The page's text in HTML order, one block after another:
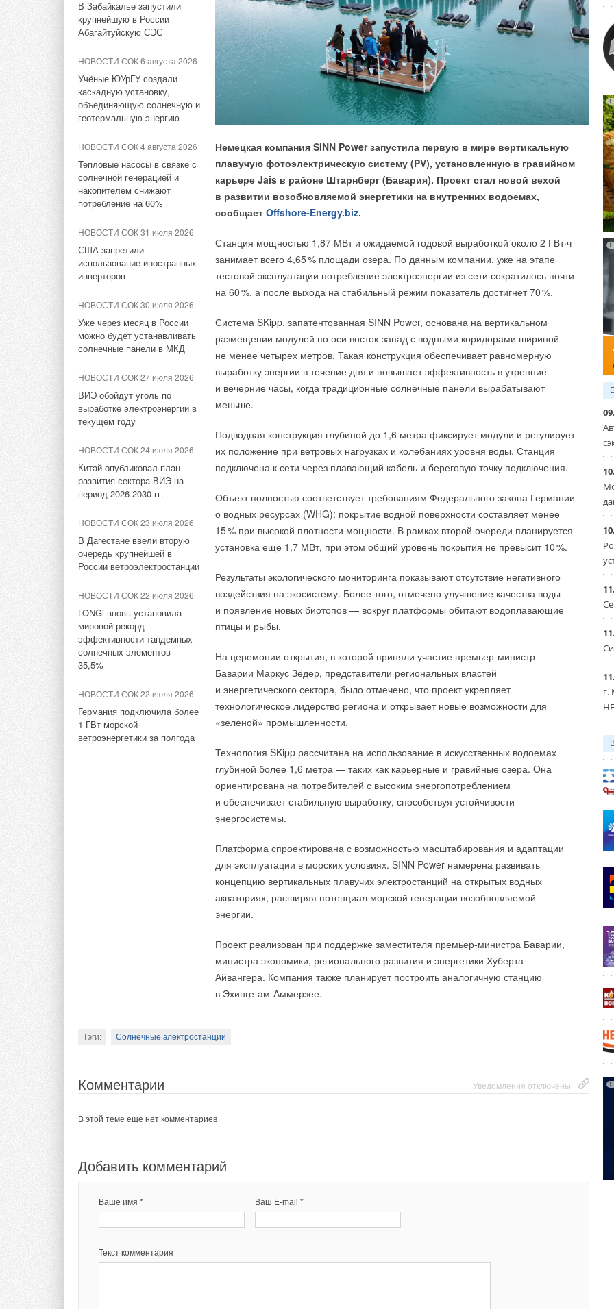
В Забайкалье запустили
крупнейшую в России
Абагайтуйскую СЭС
НОВОСТИ СОК 6 августа 2026
Учёные ЮУрГУ создали
каскадную установку,
объединяющую солнечную и
геотермальную энергию
НОВОСТИ СОК 4 августа 2026
Тепловые насосы в связке с
солнечной генерацией и
накопителем снижают
потребление на 60%
НОВОСТИ СОК 31 июля 2026
США запретили
использование иностранных
инверторов
НОВОСТИ СОК 30 июля 2026
Уже через месяц в России
можно будет устанавливать
солнечные панели в МКД
НОВОСТИ СОК 27 июля 2026
ВИЭ обойдут уголь по
выработке электроэнергии в
текущем году
НОВОСТИ СОК 24 июля 2026
Китай опубликовал план
развития сектора ВИЭ на
период 2026-2030 гг.
НОВОСТИ СОК 23 июля 2026
В Дагестане ввели вторую
очередь крупнейшей в
России ветроэлектростанции
НОВОСТИ СОК 22 июля 2026
LONGi вновь установила
мировой рекорд
эффективности тандемных
солнечных элементов —
35,5%
НОВОСТИ СОК 22 июля 2026
Германия подключила более
1 ГВт морской
ветроэнергетики за полгода
Немецкая компания SINN Power запустила первую в мире вертикальную
плавучую фотоэлектрическую систему (PV), установленную в гравийном
карьере Jais в районе Штарнберг (Бавария). Проект стал новой вехой
в развитии возобновляемой энергетики на внутренних водоемах,
сообщает Offshore-Energy.biz.
Станция мощностью 1,87 МВт и ожидаемой годовой выработкой около 2 ГВт·ч
занимает всего 4,65% площади озера. По данным компании, уже на этапе
тестовой эксплуатации потребление электроэнергии из сети сократилось почти
на 60%, а после выхода на стабильный режим показатель достигнет 70%.
Система SKipp, запатентованная SINN Power, основана на вертикальном
размещении модулей по оси восток-запад с водными коридорами шириной
не менее четырех метров. Такая конструкция обеспечивает равномерную
выработку энергии в течение дня и повышает эффективность в утренние
и вечерние часы, когда традиционные солнечные панели вырабатывают
меньше.
Подводная конструкция глубиной до 1,6 метра фиксирует модули и регулирует
их положение при ветровых нагрузках и колебаниях уровня воды. Станция
подключена к сети через плавающий кабель и береговую точку подключения.
Объект полностью соответствует требованиям Федерального закона Германии
о водных ресурсах (WHG): покрытие водной поверхности составляет менее
15% при высокой плотности мощности. В рамках второй очереди планируется
установка еще 1,7 МВт, при этом общий уровень покрытия не превысит 10%.
Результаты экологического мониторинга показывают отсутствие негативного
воздействия на экосистему. Более того, отмечено улучшение качества воды
и появление новых биотопов — вокруг платформы обитают водоплавающие
птицы и рыбы.
На церемонии открытия, в которой приняли участие премьер-министр
Баварии Маркус Зёдер, представители региональных властей
и энергетического сектора, было отмечено, что проект укрепляет
технологическое лидерство региона и открывает новые возможности для
«зеленой» промышленности.
Технология SKipp рассчитана на использование в искусственных водоемах
глубиной более 1,6 метра — таких как карьерные и гравийные озера. Она
ориентирована на потребителей с высоким энергопотреблением
и обеспечивает стабильную выработку, способствуя устойчивости
энергосистемы.
Платформа спроектирована с возможностью масштабирования и адаптации
для эксплуатации в морских условиях. SINN Power намерена развивать
концепцию вертикальных плавучих электростанций на открытых водных
акваториях, расширяя потенциал морской генерации возобновляемой
энергии.
Проект реализован при поддержке заместителя премьер-министра Баварии,
министра экономики, регионального развития и энергетики Хуберта
Айвангера. Компания также планирует построить аналогичную станцию
в Эхинге-ам-Аммерзее.
Тэги: Солнечные электростанции
Уведомления отключены
Комментарии
В этой теме еще нет комментариев
Добавить комментарий
Ваше имя * Ваш E-mail *
Текст комментария
г.
НОВОСТИ СОК 3 августа 2026
Уфе собрал свыше 700
профи климатической
отрасли
НОВОСТИ СОК 3 августа 2026
подвел итоги конкурса
студенческих проектов
«ТИМ-лидеры 2026»
НОВОСТИ СОК 31 июля 2026
партнёрство за Уралом
НОВОСТИ СОК 29 июля 2026
Новый фирменный магазин
Aquatherm Almaty 2026:
ключевая платформа для
Центральной Азии
НОВОСТИ СОК 17 июля 2026
Впервые на Heat&Power:
генерация»
НОВОСТИ СОК 10 июля 2026
Всемирный день холода
представил сообщество
НОВОСТИ СОК 2 июля 2026
новые стандарты в ОВКЭС
С 21 по 23 октября 2025 года в МВЦ «Крокус Экспо» пройдет 10-я
юбилейная Международная выставка промышленного котельного,
теплообменного и электрогенерирующего оборудования Heat&Power.
Heat&Power
— значимое бизнес-мероприятие для энергетической отрасли,
на котором будут продемонстрированы оборудование и технологии для
автономного энергоснабжения от ведущих производителей и поставщиков
газопоршневых и дизельных электростанций, промышленных котлов
и котельных, теплопунктов, теплообменников, систем розжига, дымоотведения
и теплообменного оборудования до комплексных систем.
В этом году выставка тематически расширилась: в новых разделах
«Инженерная инфраструктура для
майнинга»
«Ремонт и сервисное
GPU, системы охлаждения и вентиляции для эффективного отвода тепла, IT-
системы мониторинга и управления майнинг-центрами, а также услуги
проектирования и строительства майнинговых и дата-центров под ключ, услуги
по диагностике, ремонту, модернизации и сопровождению энергетического
оборудования.
«Энергия эфира Live TV», организованная Ассоциацией малой энергетики,
аналитическим онлайн-журналом «Геоэнергетика Инфо» и компанией «МВК».
Видеоинтервью в прямом эфире у экспертов отрасли возьметБорис
«Геоэнергетика Инфо».
В первые два дня работы выставки запланированыэкскурсии, посвященные
новому разделу «Инженерная инфраструктура для майнинга», на которых
и услугами по их проектированию и строительству. Экскурсии проведет
амбассадор выставки Руслан Кузнецов, блогер, автор канала «Дежурный
по ГПУ», основатель и руководитель сообщества «Портал ГПУ».
Регистрация — на сайте выставки.
Выставка пройдетпри поддержке Минпромторга РФ.
Партнеры выставки:
Стратегический партнер выставки
: Ассоциация малой энергетики.
Партнеры деловой программы
Национальная ассоциация сжиженного природного газа (НАСПГ),
Национальное агентство по энергосбережению и возобновляемым
источникам энергии (НАЭВИ), Ассоциация «ЭнергоИнновация», «Портал
ГПУ».
Спонсоры:
Генеральный спонсор выставки— «Силовые системы».
Спонсор раздела «Электрогенерирующее оборудование»— «Альфа-
Дизель».
Спонсор раздела «Теплообменное оборудование»
— НПО «ЭТРА».
Даты и время работы выставки для посетителей:
21 октября: 10:00–18:00
22 октября: 10:00–18:00
23 октября: 10:00–16:00
Москва, МВЦ «Крокус Экспо», павильон № 1, зал № 1.
Коалиция из 19 штатов и
Нью-Йорка подала в суд на
EPA
ПроектИзменение № 5 к СП 253.1325800.2016
«Инженерные системы
высотных зданий».
В раздел 11 Внутренние системы канализации п. 11.19 уточнены требования
к удалению случайных и аварийных вод, в том числе при тушении пожара,
на промежуточных технических этажах и в межквартирных коридорах.
ИСТОЧНИК: ОВИК PROJECT
Уведомления отключены
Комментарии
В этой теме еще нет комментариев
Добавить комментарий